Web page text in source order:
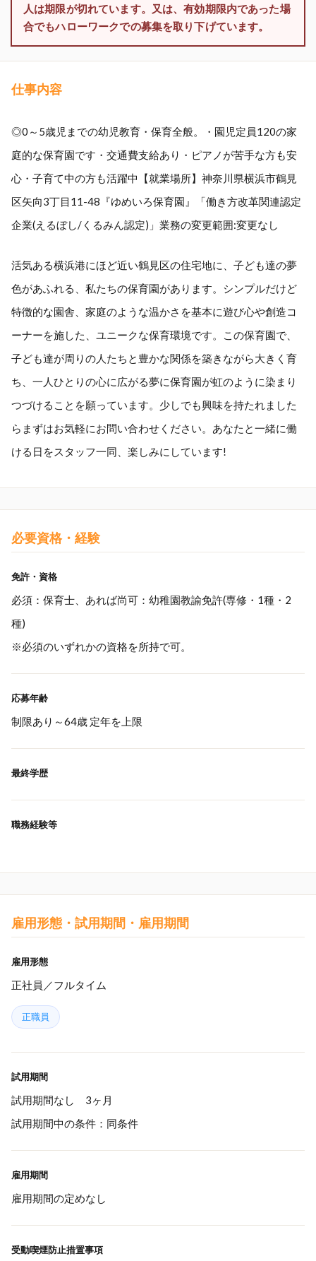
人は期限が切れています。又は、有効期限内であった場
合でもハローワークでの募集を取り下げています。
仕事内容
◎0～5歳児までの幼児教育・保育全般。・園児定員120の家
庭的な保育園です・交通費支給あり・ピアノが苦手な方も安
心・子育て中の方も活躍中【就業場所】神奈川県横浜市鶴見
区矢向3丁目11-48『ゆめいろ保育園』「働き方改革関連認定
企業(えるぼし/くるみん認定)」業務の変更範囲:変更なし
活気ある横浜港にほど近い鶴見区の住宅地に、子ども達の夢
色があふれる、私たちの保育園があります。シンプルだけど
特徴的な園舎、家庭のような温かさを基本に遊び心や創造コ
ーナーを施した、ユニークな保育環境です。この保育園で、
子ども達が周りの人たちと豊かな関係を築きながら大きく育
ち、一人ひとりの心に広がる夢に保育園が虹のように染まり
つづけることを願っています。少しでも興味を持たれました
らまずはお気軽にお問い合わせください。あなたと一緒に働
ける日をスタッフ一同、楽しみにしています!
必要資格・経験
免許・資格
必須：保育士、あれば尚可：幼稚園教諭免許(専修・1種・2
種)
※必須のいずれかの資格を所持で可。
応募年齢
制限あり～64歳 定年を上限
最終学歴
職務経験等
雇用形態・試用期間・雇用期間
雇用形態
正社員／フルタイム
正職員
試用期間
試用期間なし 3ヶ月
試用期間中の条件：同条件
雇用期間
雇用期間の定めなし
受動喫煙防止措置事項